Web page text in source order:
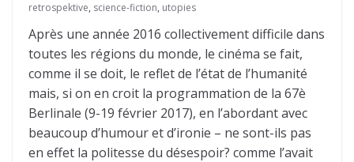
retrospektive, science-fiction, utopies
Après une année 2016 collectivement difficile dans
toutes les régions du monde, le cinéma se fait,
comme il se doit, le reflet de l’état de l’humanité
mais, si on en croit la programmation de la 67è
Berlinale (9-19 février 2017), en l’abordant avec
beaucoup d’humour et d’ironie – ne sont-ils pas
en effet la politesse du désespoir? comme l’avait